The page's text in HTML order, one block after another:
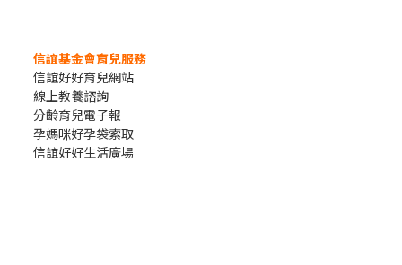
信誼基金會育兒服務
信誼好好育兒網站
線上教養諮詢
分齡育兒電子報
孕媽咪好孕袋索取
信誼好好生活廣場